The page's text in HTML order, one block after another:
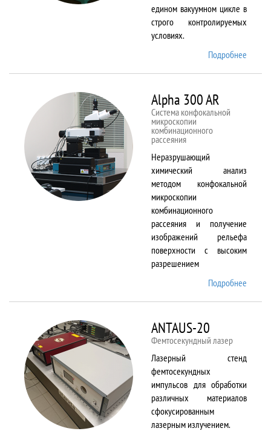
едином вакуумном цикле в
строго контролируемых
условиях.
Подробнее
Alpha 300 AR
Система конфокальной
микроскопии
комбинационного
рассеяния
Неразрушающий
химический анализ
методом конфокальной
микроскопии
комбинационного
рассеяния и получение
изображений рельефа
поверхности с высоким
разрешением
Подробнее
ANTAUS-20
Фемтосекундный лазер
Лазерный стенд
фемтосекундных
импульсов для обработки
различных материалов
сфокусированным
лазерным излучением.